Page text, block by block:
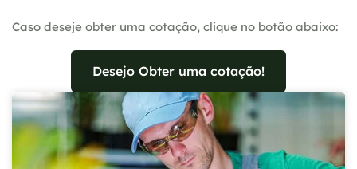
Caso deseje obter uma cotação, clique no botão abaixo:
Desejo Obter uma cotação!